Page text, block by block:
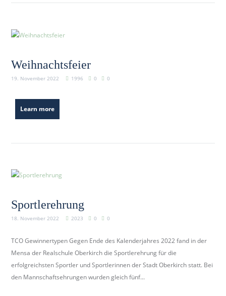
Weihnachtsfeier
19. November 2022 1996 0 0
Learn more
Sportlerehrung
18. November 2022 2023 0 0
TCO Gewinnertypen Gegen Ende des Kalenderjahres 2022 fand in der
Mensa der Realschule Oberkirch die Sportlerehrung für die
erfolgreichsten Sportler und Sportlerinnen der Stadt Oberkirch statt. Bei
den Mannschaftsehrungen wurden gleich fünf...